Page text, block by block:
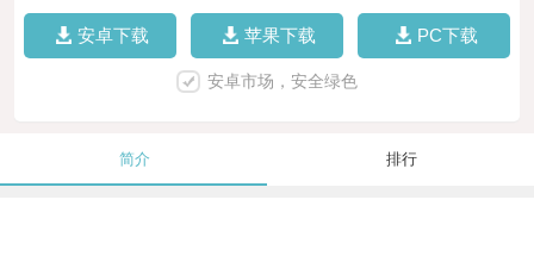
安卓下载 苹果下载 PC下载
安卓市场，安全绿色
简介 排行